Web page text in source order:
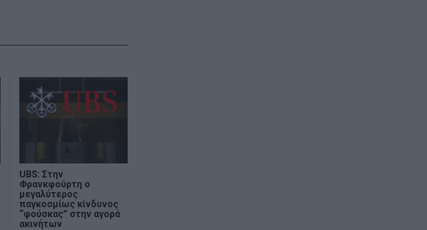
UBS: Στην
Φρανκφούρτη ο
μεγαλύτερος
παγκοσμίως κίνδυνος
“φούσκας” στην αγορά
ακινήτων